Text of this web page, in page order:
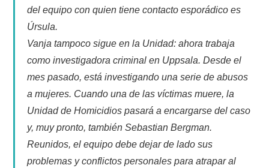
del equipo con quien tiene contacto esporádico es
Úrsula.
Vanja tampoco sigue en la Unidad: ahora trabaja
como investigadora criminal en Uppsala. Desde el
mes pasado, está investigando una serie de abusos
a mujeres. Cuando una de las víctimas muere, la
Unidad de Homicidios pasará a encargarse del caso
y, muy pronto, también Sebastian Bergman.
Reunidos, el equipo debe dejar de lado sus
problemas y conflictos personales para atrapar al